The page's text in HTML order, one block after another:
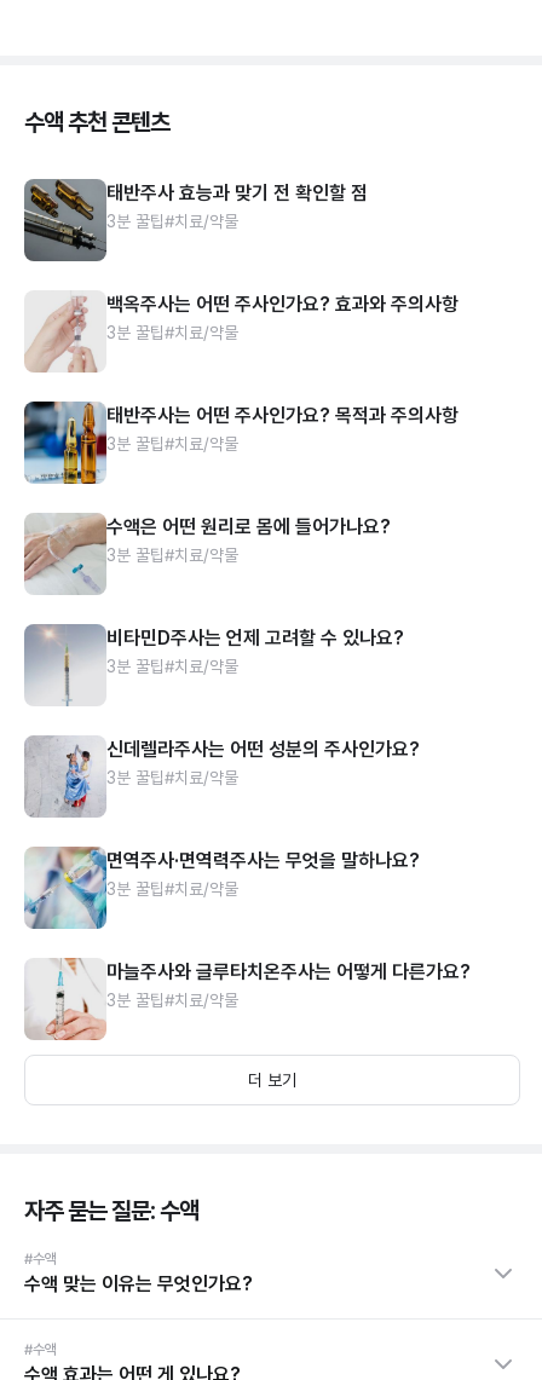
수액 추천 콘텐츠
태반주사 효능과 맞기 전 확인할 점
3분 꿀팁#치료/약물
백옥주사는 어떤 주사인가요? 효과와 주의사항
3분 꿀팁#치료/약물
태반주사는 어떤 주사인가요? 목적과 주의사항
3분 꿀팁#치료/약물
수액은 어떤 원리로 몸에 들어가나요?
3분 꿀팁#치료/약물
비타민D주사는 언제 고려할 수 있나요?
3분 꿀팁#치료/약물
신데렐라주사는 어떤 성분의 주사인가요?
3분 꿀팁#치료/약물
면역주사·면역력주사는 무엇을 말하나요?
3분 꿀팁#치료/약물
마늘주사와 글루타치온주사는 어떻게 다른가요?
3분 꿀팁#치료/약물
더 보기
자주 묻는 질문: 수액
#수액
수액 맞는 이유는 무엇인가요?
#수액
수액 효과는 어떤 게 있나요?